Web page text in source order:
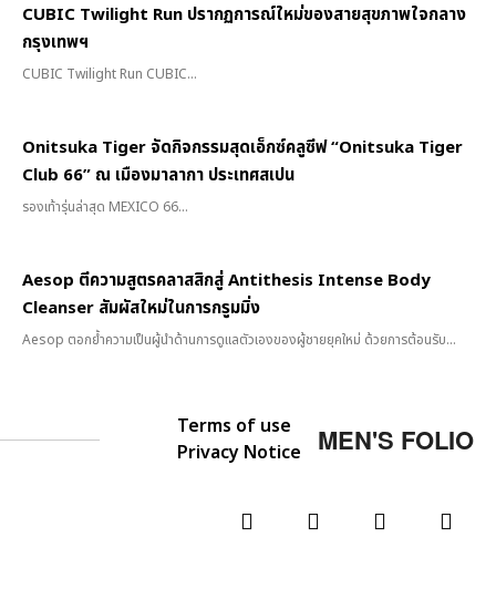
CUBIC Twilight Run ปรากฏการณ์ใหม่ของสายสุขภาพใจกลาง
กรุงเทพฯ
CUBIC Twilight Run CUBIC...
Onitsuka Tiger จัดกิจกรรมสุดเอ็กซ์คลูซีฟ “Onitsuka Tiger
Club 66” ณ เมืองมาลากา ประเทศสเปน
รองเท้ารุ่นล่าสุด MEXICO 66...
Aesop ตีความสูตรคลาสสิกสู่ Antithesis Intense Body
Cleanser สัมผัสใหม่ในการกรูมมิ่ง
Aesop ตอกย้ำความเป็นผู้นำด้านการดูแลตัวเองของผู้ชายยุคใหม่ ด้วยการต้อนรับ...
Terms of use
Privacy Notice
MEN'S FOLIO